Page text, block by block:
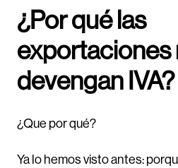
¿Por qué las
exportaciones
devengan IVA?
¿Que por qué?
Ya lo hemos visto antes: